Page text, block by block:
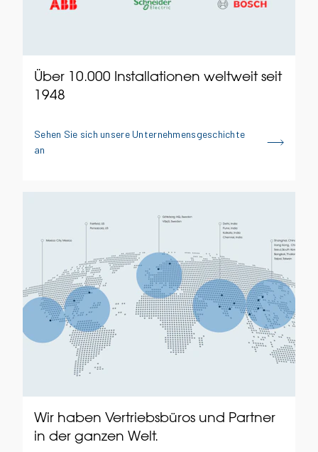
Über 10.000 Installationen weltweit seit
1948
Sehen Sie sich unsere Unternehmensgeschichte
an
Wir haben Vertriebsbüros und Partner
in der ganzen Welt.